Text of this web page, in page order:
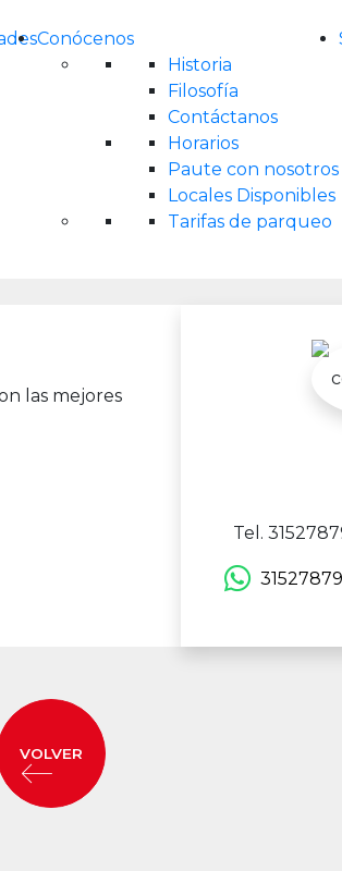
Conócenos
Historia
Filosofía
Contáctanos
Horarios
Paute con nosotros
Locales Disponibles
Tarifas de parqueo
las mejores
Tel.
VOLVER